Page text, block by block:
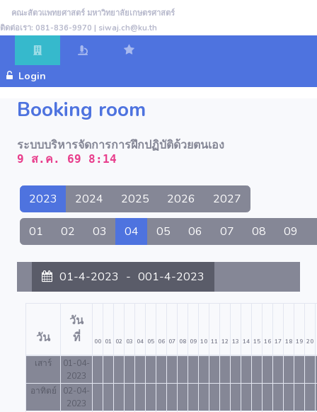
คณะสัตวแพทยศาสตร์ มหาวิทยาลัยเกษตรศาสตร์
ติดต่อเรา: 081-836-9970 | siwaj.ch@ku.th
Login
Booking room
ระบบบริหารจัดการการฝึกปฏิบัติด้วยตนเอง
9 ส.ค. 69 8:14
2023 2024 2025 2026 2027
01 02 03 04 05 06 07 08 09
01-4-2023 - 001-4-2023
วัน
วัน
ที่
00 01 02 03 04 05 06 07 08 09 10 11 12 13 14 15 16 17 18 19 20
เสาร์
01-04-
2023
อาทิตย์
02-04-
2023